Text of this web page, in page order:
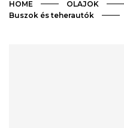
HOME OLAJOK
Buszok és teherautók